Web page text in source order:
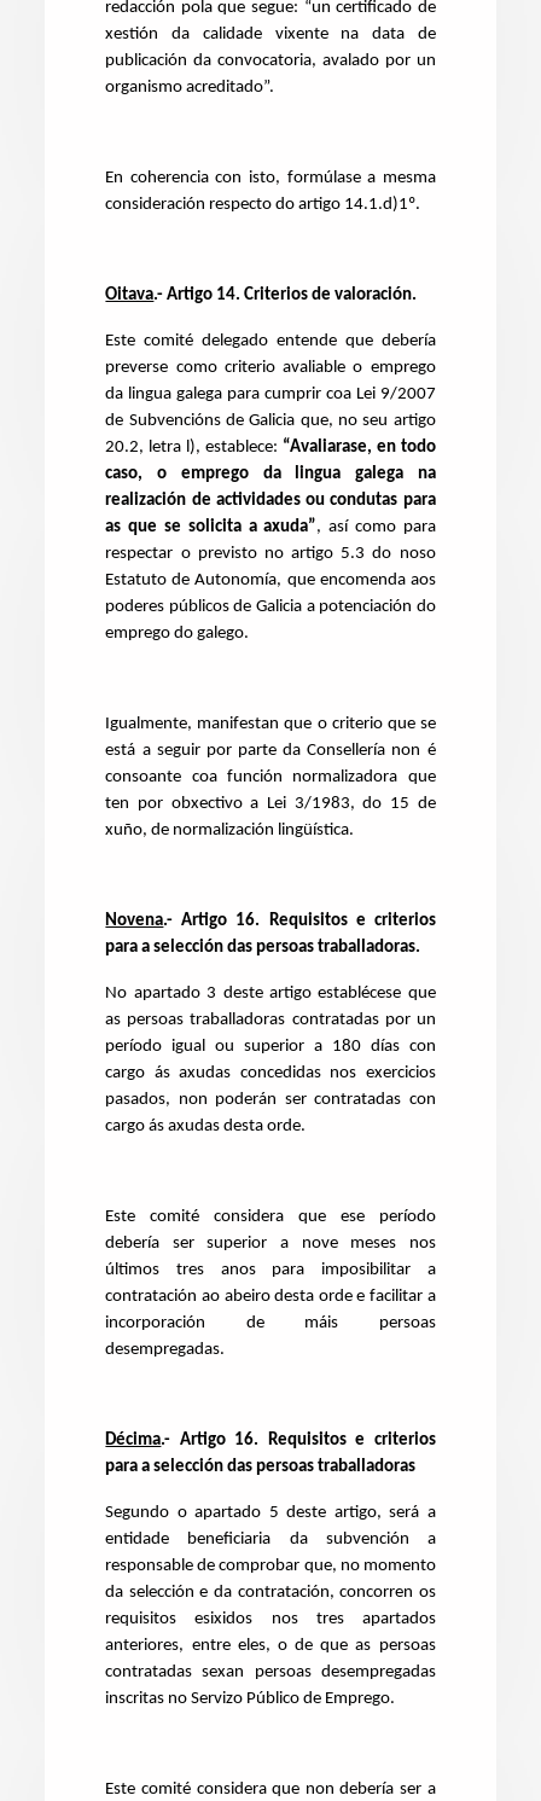
redacción pola que segue: “un certificado de
xestión da calidade vixente na data de
publicación da convocatoria, avalado por un
organismo acreditado”.
En coherencia con isto, formúlase a mesma
consideración respecto do artigo 14.1.d)1º.
Oitava.- Artigo 14. Criterios de valoración.
Este comité delegado entende que debería
preverse como criterio avaliable o emprego
da lingua galega para cumprir coa Lei 9/2007
de Subvencións de Galicia que, no seu artigo
20.2, letra l), establece: “Avaliarase, en todo
caso, o emprego da lingua galega na
realización de actividades ou condutas para
as que se solicita a axuda”, así como para
respectar o previsto no artigo 5.3 do noso
Estatuto de Autonomía, que encomenda aos
poderes públicos de Galicia a potenciación do
emprego do galego.
Igualmente, manifestan que o criterio que se
está a seguir por parte da Consellería non é
consoante coa función normalizadora que
ten por obxectivo a Lei 3/1983, do 15 de
xuño, de normalización lingüística.
Novena.-Artigo 16. Requisitos e criterios
para a selección das persoas traballadoras.
No apartado 3 deste artigo establécese que
as persoas traballadoras contratadas por un
período igual ou superior a 180 días con
cargo ás axudas concedidas nos exercicios
pasados, non poderán ser contratadas con
cargo ás axudas desta orde.
Este comité considera que ese período
debería ser superior a nove meses nos
últimos tres anos para imposibilitar a
contratación ao abeiro desta orde e facilitar a
incorporación de máis persoas
desempregadas.
Décima.- Artigo 16. Requisitos e criterios
para a selección das persoas traballadoras
Segundo o apartado 5 deste artigo, será a
entidade beneficiaria da subvención a
responsable de comprobar que, no momento
da selección e da contratación, concorren os
requisitos esixidos nos tres apartados
anteriores, entre eles, o de que as persoas
contratadas sexan persoas desempregadas
inscritas no Servizo Público de Emprego.
Este comité considera que non debería ser a